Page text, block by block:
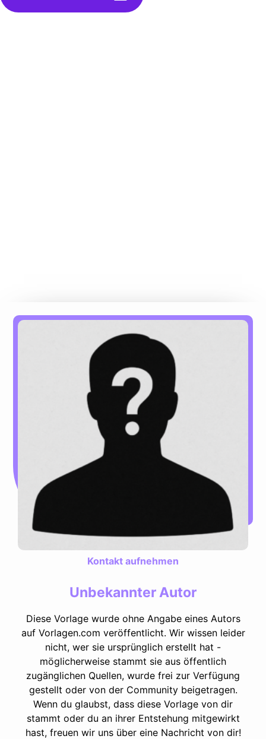
Kontakt aufnehmen
Unbekannter Autor
Diese Vorlage wurde ohne Angabe eines Autors
auf Vorlagen.com veröffentlicht. Wir wissen leider
nicht, wer sie ursprünglich erstellt hat -
möglicherweise stammt sie aus öffentlich
zugänglichen Quellen, wurde frei zur Verfügung
gestellt oder von der Community beigetragen.
Wenn du glaubst, dass diese Vorlage von dir
stammt oder du an ihrer Entstehung mitgewirkt
hast, freuen wir uns über eine Nachricht von dir!